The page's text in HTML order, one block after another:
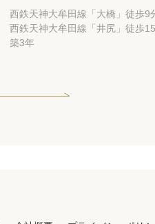
西鉄天神大牟田線「大橋」徒歩9
西鉄天神大牟田線「井尻」徒歩
築3年